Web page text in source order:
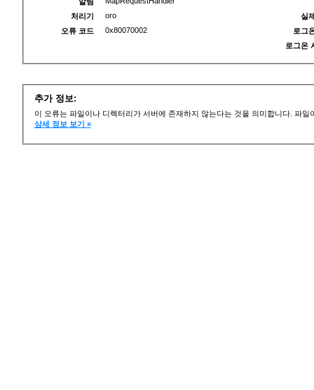
처리기
oro
오류 코드
0x80070002
실
로그
로그온
추가 정보:
이 오류는 파일이나 디렉터리가 서버에 존재하지 않는다는 것을 의미합니다. 파
상세 정보 보기 »